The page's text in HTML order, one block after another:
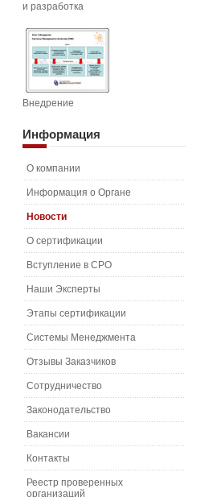
и разработка
Внедрение
Информация
О компании
Информация о Органе
Новости
О сертификации
Вступление в СРО
Наши Эксперты
Этапы сертификации
Системы Менеджмента
Отзывы Заказчиков
Сотрудничество
Законодательство
Вакансии
Контакты
Реестр проверенных
организаций